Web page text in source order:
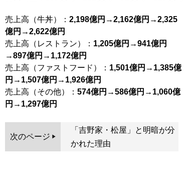
売上高（牛丼）： 2,198億円→2,162億円→2,325
億円→2,622億円
売上高（レストラン）： 1,205億円→941億円
→897億円→1,172億円
売上高（ファストフード）： 1,501億円→1,385億
円→1,507億円→1,926億円
売上高（その他）： 574億円→586億円→1,060億
円→1,297億円
次のページ
「吉野家・松屋」と明暗が分
かれた理由